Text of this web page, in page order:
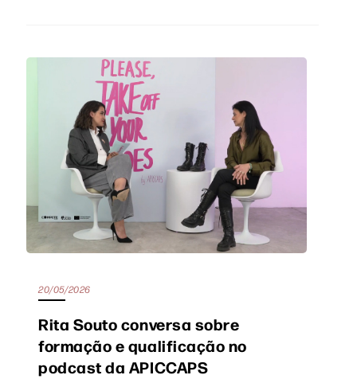
20/05/2026
Rita Souto conversa sobre
formação e qualificação no
podcast da APICCAPS